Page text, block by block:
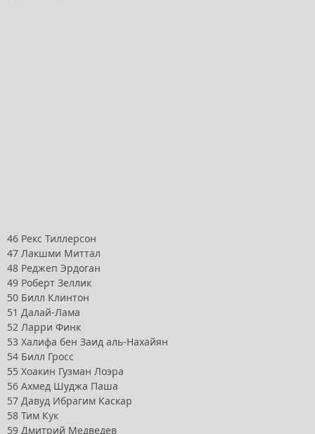
46 Рекс Тиллерсон
47 Лакшми Миттал
48 Реджеп Эрдоган
49 Роберт Зеллик
50 Билл Клинтон
51 Далай-Лама
52 Ларри Финк
53 Халифа бен Заид аль-Нахайян
54 Билл Гросс
55 Хоакин Гузман Лоэра
56 Ахмед Шуджа Паша
57 Давуд Ибрагим Каскар
58 Тим Кук
59 Дмитрий Медведев